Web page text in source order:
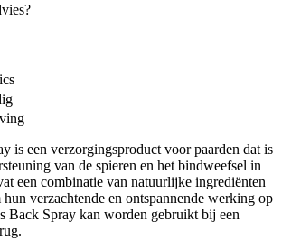
is een verzorgingsproduct voor paarden dat is
van de spieren en het bindweefsel in
een combinatie van natuurlijke ingrediënten
hun verzachtende en ontspannende werking op
Back Spray kan worden gebruikt bij een